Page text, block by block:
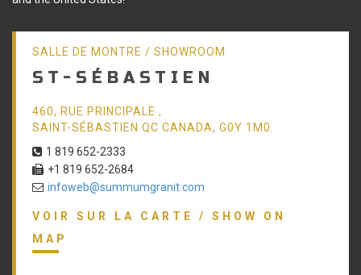
SALLE DE MONTRE / SHOWROOM
ST-SÉBASTIEN
460, RUE PRINCIPALE ,
SAINT-SÉBASTIEN QC CANADA, G0Y 1M0.
1 819 652-2333
+1 819 652-2684
infoweb@summumgranit.com
VOIR SUR LA CARTE / SHOW ON
MAP